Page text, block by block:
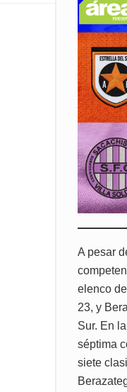
A pesar
elenco
23, y
Sur. En
séptima
siete